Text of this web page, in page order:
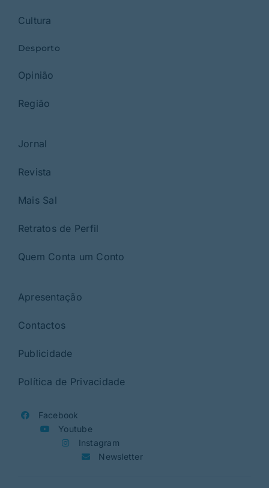
Cultura
Desporto
Opinião
Região
Jornal
Revista
Mais Sal
Retratos de Perfil
Quem Conta um Conto
Apresentação
Contactos
Publicidade
Política de Privacidade
Facebook
Youtube
Instagram
Newsletter